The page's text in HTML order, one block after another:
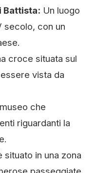
Battista: Un luogo
secolo, con un
croce situata sul
vista da
che
riguardanti la
situato in una zona